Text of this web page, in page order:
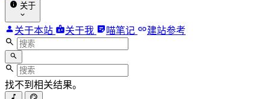
关于
关于本站 关于我 喵笔记 建站参考
找不到相关结果。